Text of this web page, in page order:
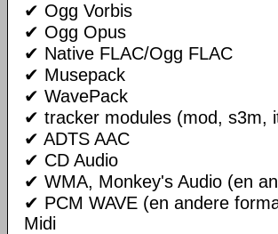
✔ Ogg Vorbis
✔ Ogg Opus
✔ Native FLAC/Ogg FLAC
✔ Musepack
✔ WavePack
✔ tracker modules (mod, s3m,
✔ ADTS AAC
✔ CD Audio
✔ WMA, Monkey's Audio (en
✔ PCM WAVE (en andere
Midi